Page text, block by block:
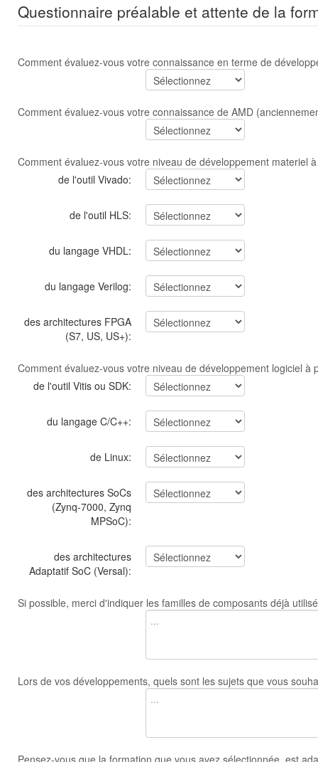
Questionnaire préalable et attente de la
Comment évaluez-vous votre connaissance en terme de
Comment évaluez-vous votre connaissance de AMD
Comment évaluez-vous votre niveau de développement materiel
de l'outil Vivado:
de l'outil HLS:
du langage VHDL:
du langage Verilog:
des architectures FPGA
(S7, US, US+):
Comment évaluez-vous votre niveau de développement logiciel à
de l'outil Vitis ou SDK:
du langage C/C++:
de Linux:
des architectures SoCs
(Zynq-7000, Zynq
MPSoC):
des architectures
Adaptatif SoC (Versal):
Si possible, merci d'indiquer les familles de composants déjà
Lors de vos développements, quels sont les sujets que vous
Pensez-vous que la formation que vous avez sélectionnée, est